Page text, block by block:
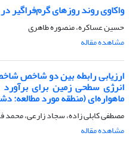
واکاوی روند روزهای گرم‌فراگیر
حسین عساکره، منصوره طاهری
مشاهده مقاله
ارزیابی رابطه بین دو شاخص
انرژی سطحی زمین برای برآورد
ماهواره‌ای (منطقه مورد
مصطفی کابلی زاده، سجاد زارعی، محمد
مشاهده مقاله